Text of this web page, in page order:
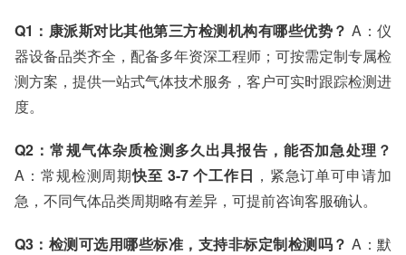
Q1：康派斯对比其他第三方检测机构有哪些优势？ A：仪
器设备品类齐全，配备多年资深工程师；可按需定制专属检
测方案，提供一站式气体技术服务，客户可实时跟踪检测进
度。
Q2：常规气体杂质检测多久出具报告，能否加急处理？
A：常规检测周期快至 3-7 个工作日 ，紧急订单可申请加
急，不同气体品类周期略有差异，可提前咨询客服确认。
Q3：检测可选用哪些标准，支持非标定制检测吗？ A：默